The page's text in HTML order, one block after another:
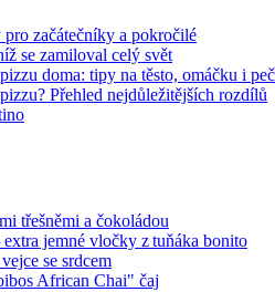
začátečníky a pokročilé
se zamiloval celý svět
doma: tipy na těsto, omáčku i
Přehled nejdůležitějších rozdílů
třešněmi a čokoládou
jemné vločky z tuňáka bonito
se srdcem
African Chai" čaj